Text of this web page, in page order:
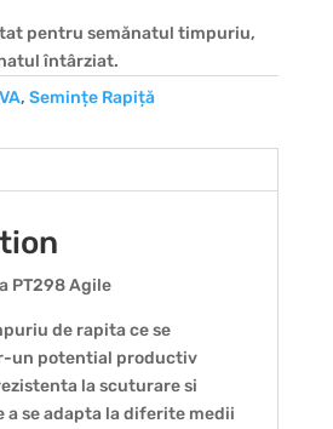
pentru semănatul timpuriu,
întârziat.
, Semințe Rapiță
PT298 Agile
de rapita ce se
un potential productiv
la scuturare si
a se adapta la diferite medii